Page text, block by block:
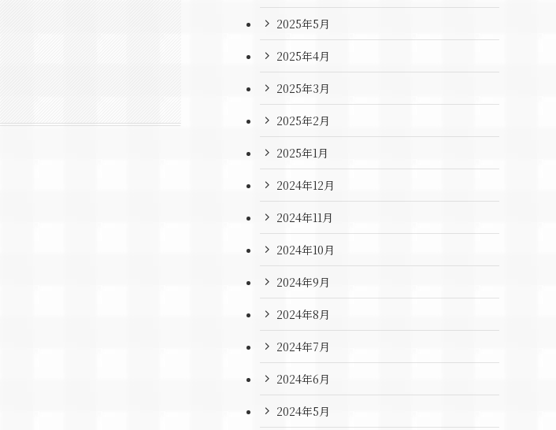
2025年5月
2025年4月
2025年3月
2025年2月
2025年1月
2024年12月
2024年11月
2024年10月
2024年9月
2024年8月
2024年7月
2024年6月
2024年5月